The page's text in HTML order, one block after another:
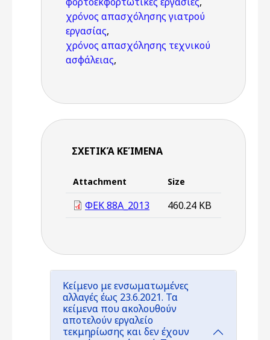
χρόνος απασχόλησης γιατρού
εργασίας,
χρόνος απασχόλησης τεχνικού
ασφάλειας,
ΣΧΕΤΙΚΆ ΚΕΊΜΕΝΑ
Attachment Size
ΦΕΚ 88Α_2013 460.24 KB
Κείμενο με ενσωματωμένες
αλλαγές έως 23.6.2021. Τα
κείμενα που ακολουθούν
αποτελούν εργαλείο
τεκμηρίωσης και δεν έχουν